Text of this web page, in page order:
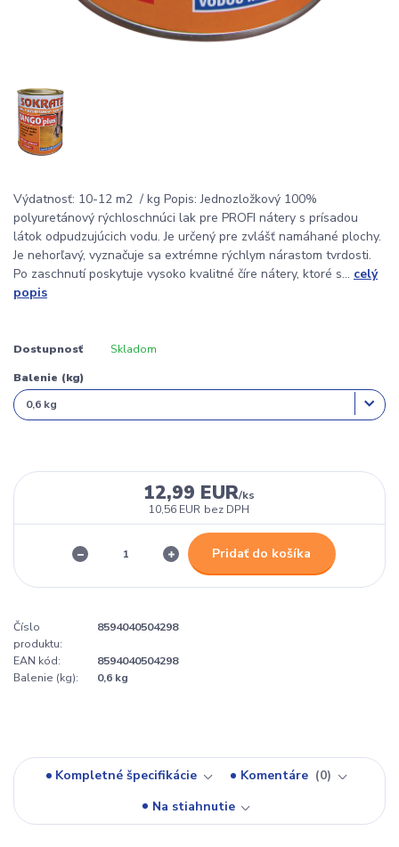
Výdatnosť: 10-12 m2 / kg Popis: Jednozložkový 100%
polyuretánový rýchloschnúci lak pre PROFI nátery s prísadou
látok odpudzujúcich vodu. Je určený pre zvlášť namáhané plochy.
Je nehorľavý, vyznačuje sa extrémne rýchlym nárastom tvrdosti.
Po zaschnutí poskytuje vysoko kvalitné číre nátery, ktoré s... celý
popis
Dostupnosť Skladom
Balenie (kg)
12,99 EUR/ks
10,56 EUR bez DPH
Pridať do košíka
Číslo
produktu:
8594040504298
EAN kód:
8594040504298
Balenie (kg):
0,6 kg
Kompletné špecifikácie Komentáre
0
Na stiahnutie